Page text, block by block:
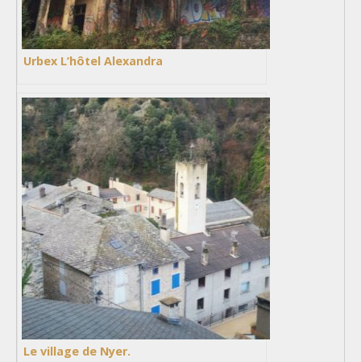
Urbex L’hôtel Alexandra
Le village de Nyer.